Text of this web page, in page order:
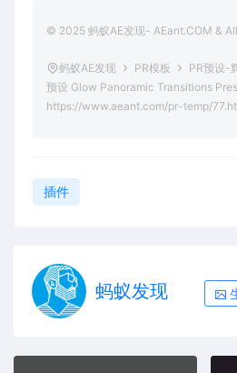
© 2025 蚂蚁AE发现- AEant.COM &
蚂蚁AE发现 PR模板
PR预设-
预设 Glow Panoramic Transitions
https://www.aeant.com/pr-temp/
插件
蚂蚁发现